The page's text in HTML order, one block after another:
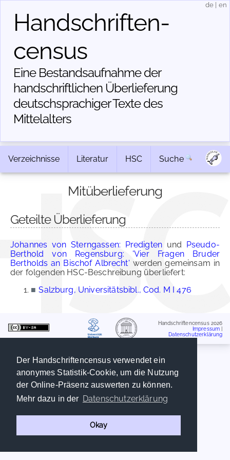
Der Handschriftencensus verwendet ein
anonymes Statistik-Cookie, um die Nutzung
der Online-Präsenz auswerten zu können.
Mehr dazu in der Datenschutzerklärung
Okay
Handschriften­
census
Eine Bestandsaufnahme der
handschriftlichen Über­lieferung
deutschsprachiger Texte des
Mittelalters
de en
Verzeichnisse Literatur HSC Suche
Mitüberlieferung
Geteilte Überlieferung
Johannes von Sterngassen: Predigten und Pseudo-
Berthold von Regensburg: 'Vier Fragen Bruder
Bertholds an Bischof Albrecht' werden gemeinsam in
der folgenden HSC-Beschreibung überliefert:
■ Salzburg, Universitätsbibl., Cod. M I 476
Handschriftencensus 2026
Impressum
Datenschutzerklärung